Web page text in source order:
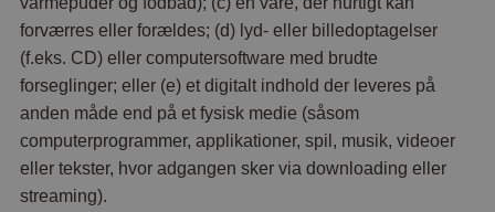
forværres eller forældes; (d) lyd- eller billedoptagelser
(f.eks. CD) eller computersoftware med brudte
forseglinger; eller (e) et digitalt indhold der leveres på
anden måde end på et fysisk medie (såsom
computerprogrammer, applikationer, spil, musik, videoer
eller tekster, hvor adgangen sker via downloading eller
streaming).